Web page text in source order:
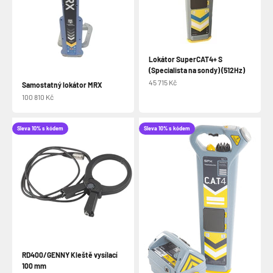
Samostatný lokátor MRX
Prodejní cena
100 810 Kč
Lokátor SuperCAT4+ S
(Specialista na sondy) (512Hz)
Prodejní cena
45 715 Kč
Sleva 10% s kódem
RD400/GENNY Kleště vysílací
100 mm
Sleva 10% s kódem